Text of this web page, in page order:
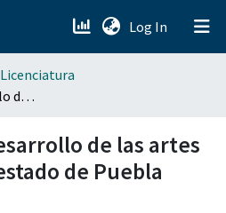
Log In (current)
Museo para el desarrollo de las artes infantiles en el estado de Puebla CCU-BUAP
de las artes
de Puebla